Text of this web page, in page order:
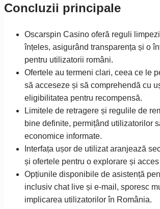
Concluzii principale
Oscarspin Casino oferă reguli
înțeles, asigurând transparența și o
pentru utilizatorii români.
Ofertele au termeni clari, ceea ce le
să acceseze și să comprehendă cu
eligibilitatea pentru recompensă.
Limitele de retragere și regulile de
bine definite, permițând utilizatorilor
economice informate.
Interfața ușor de utilizat aranjează
și ofertele pentru o explorare și
Opțiunile disponibile de asistență
inclusiv chat live și e-mail, sporesc
implicarea utilizatorilor în România.